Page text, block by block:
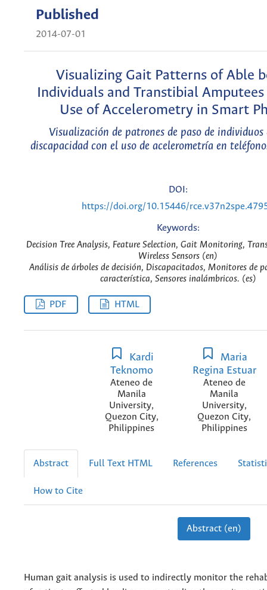
Published
2014-07-01
Visualizing Gait Patterns of Able
Individuals and Transtibial
Use of Accelerometry in Smart
Visualización de patrones de paso de
discapacidad con el uso de acelerometría en
DOI:
https://doi.org/10.15446/
Keywords:
Decision Tree Analysis, Feature Selection, Gait Monitoring,
Wireless Sensors (en)
Análisis de árboles de decisión, Discapacitados, Monitores de
característica, Sensores inalámbricos. (es)
PDF HTML
Kardi
Teknomo
Ateneo de
Manila
University,
Quezon City,
Philippines
Maria
Regina Estuar
Ateneo de
Manila
University,
Quezon City,
Philippines
Abstract Full Text HTML References
How to Cite
Abstract (en)
Human gait analysis is used to indirectly monitor the